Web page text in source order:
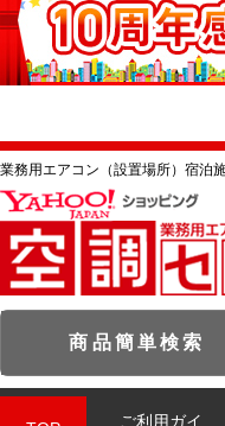
業務用エアコン（設置場所）宿泊